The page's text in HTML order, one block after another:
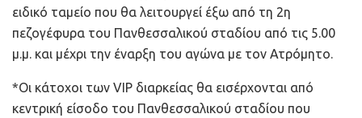
ειδικό ταμείο που θα λειτουργεί έξω από τη 2η
πεζογέφυρα του Πανθεσσαλικού σταδίου από τις 5.00
μ.μ. και μέχρι την έναρξη του αγώνα με τον Ατρόμητο.
*Oι κάτοχοι των VIP διαρκείας θα εισέρχονται από
κεντρική είσοδο του Πανθεσσαλικού σταδίου που